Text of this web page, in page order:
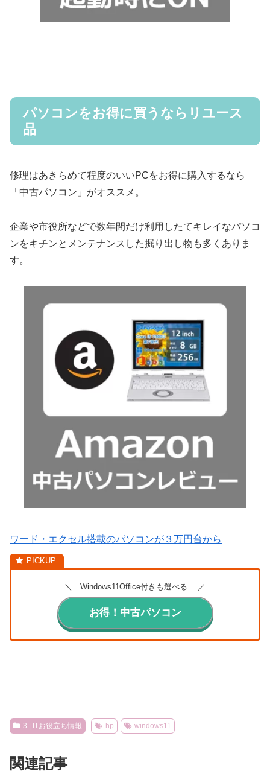
パソコンをお得に買うならリユース
品
修理はあきらめて程度のいいPCをお得に購入するなら
「中古パソコン」がオススメ。
企業や市役所などで数年間だけ利用したてキレイなパソコ
ンをキチンとメンテナンスした掘り出し物も多くありま
す。
ワード・エクセル搭載のパソコンが３万円台から
＼ Windows11Office付きも選べる ／
お得！中古パソコン
3 | ITお役立ち情報 hp windows11
関連記事